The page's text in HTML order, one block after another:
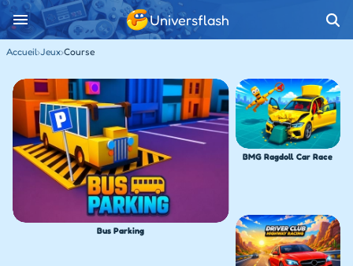
Universflash
Accueil›Jeux›Course
Bus Parking
BMG Ragdoll Car Race